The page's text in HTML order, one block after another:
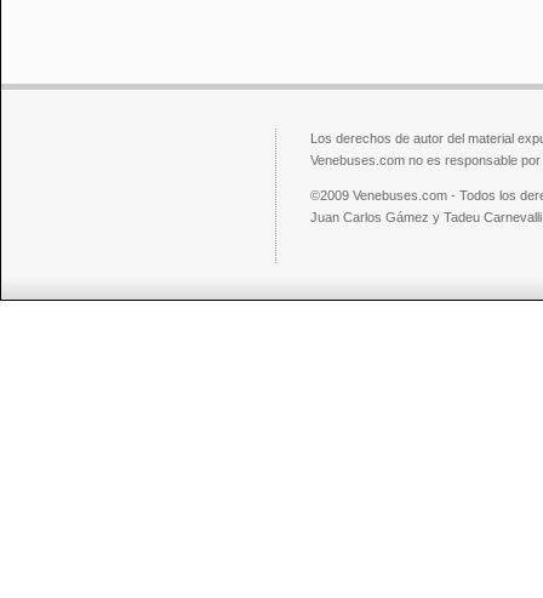
Los derechos de autor del material
Venebuses.com no es responsable
©2009 Venebuses.com - Todos los
Juan Carlos Gámez y Tadeu Carnevalli